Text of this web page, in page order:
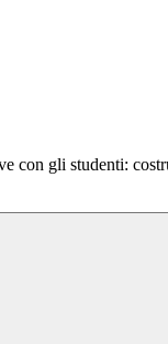
con gli studenti: